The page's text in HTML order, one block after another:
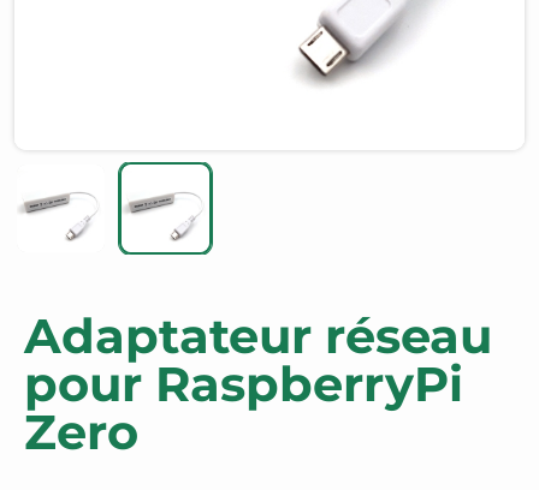
Adaptateur réseau
pour RaspberryPi
Zero